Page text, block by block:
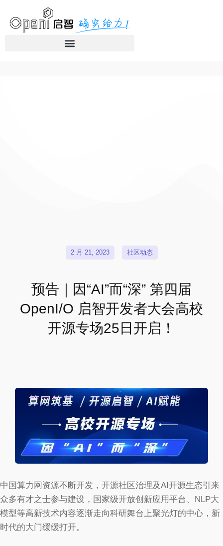
2 月 21, 2023 社区动态
预告｜因“AI”而“深” 第四届
OpenI/O 启智开发者大会高校
开源专场25日开启！
中国算力网资源不断开发，开源社区治理及AI开源生态引来
众多有才之士参与建设，国家级开放创新应用平台、NLP大
模型等高新技术内容逐渐走向科研舞台上聚光灯的中心，新
时代的大门缓缓打开。